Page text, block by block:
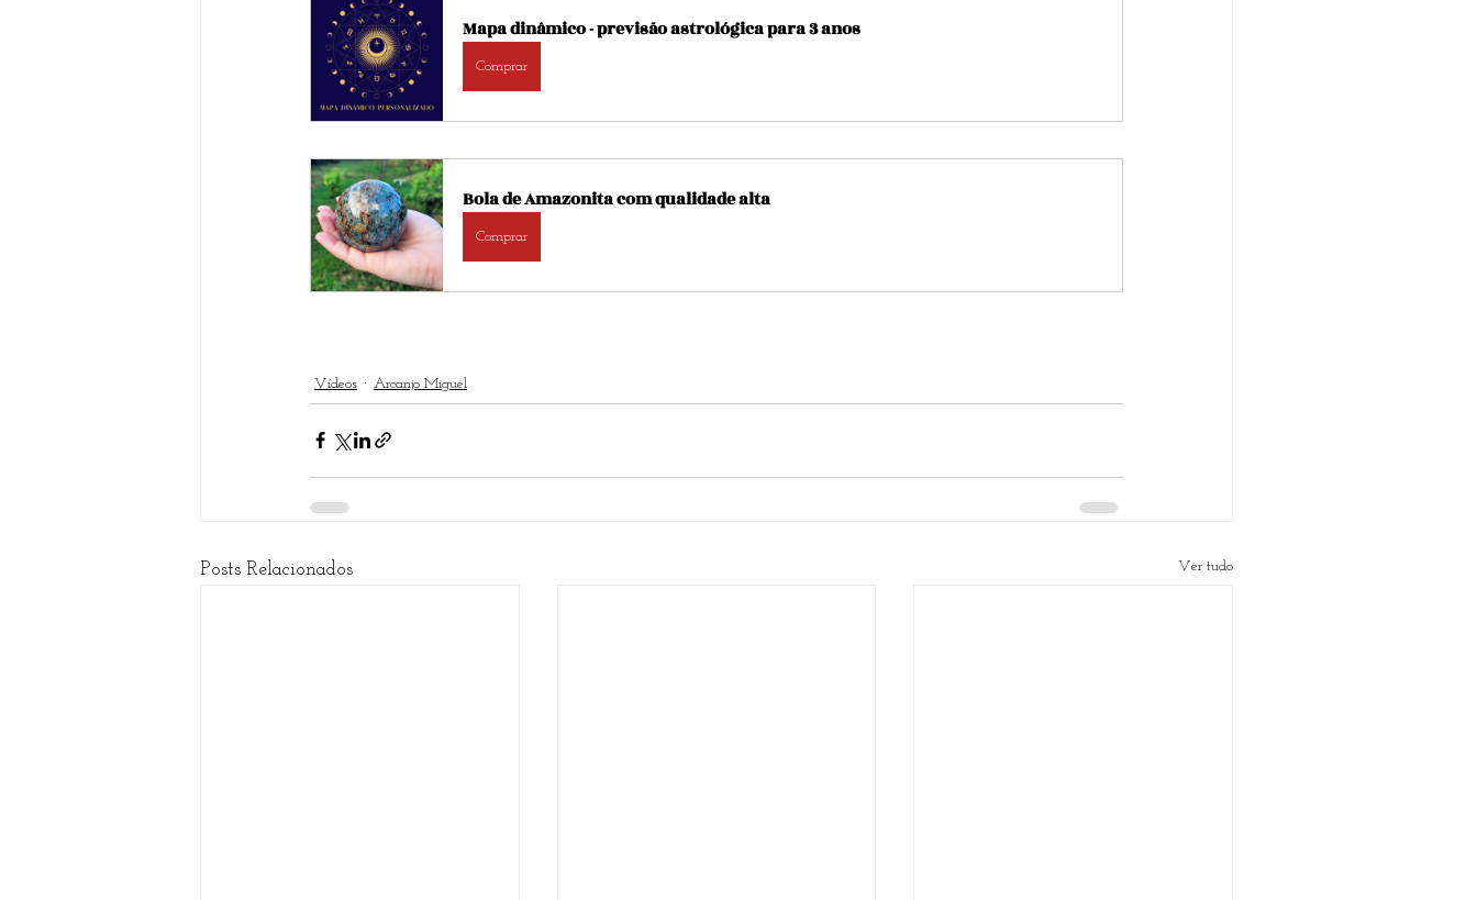
Mapa dinâmico - previsão astrológica para 3 anos
Comprar
Bola de Amazonita com qualidade alta
Comprar
Vídeos Arcanjo Miguel
Posts Relacionados Ver tudo